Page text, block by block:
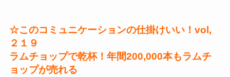
☆このコミュニケーションの仕掛けいい！vol,
２１９
ラムチョップで乾杯！年間200,000本もラムチ
ョップが売れる